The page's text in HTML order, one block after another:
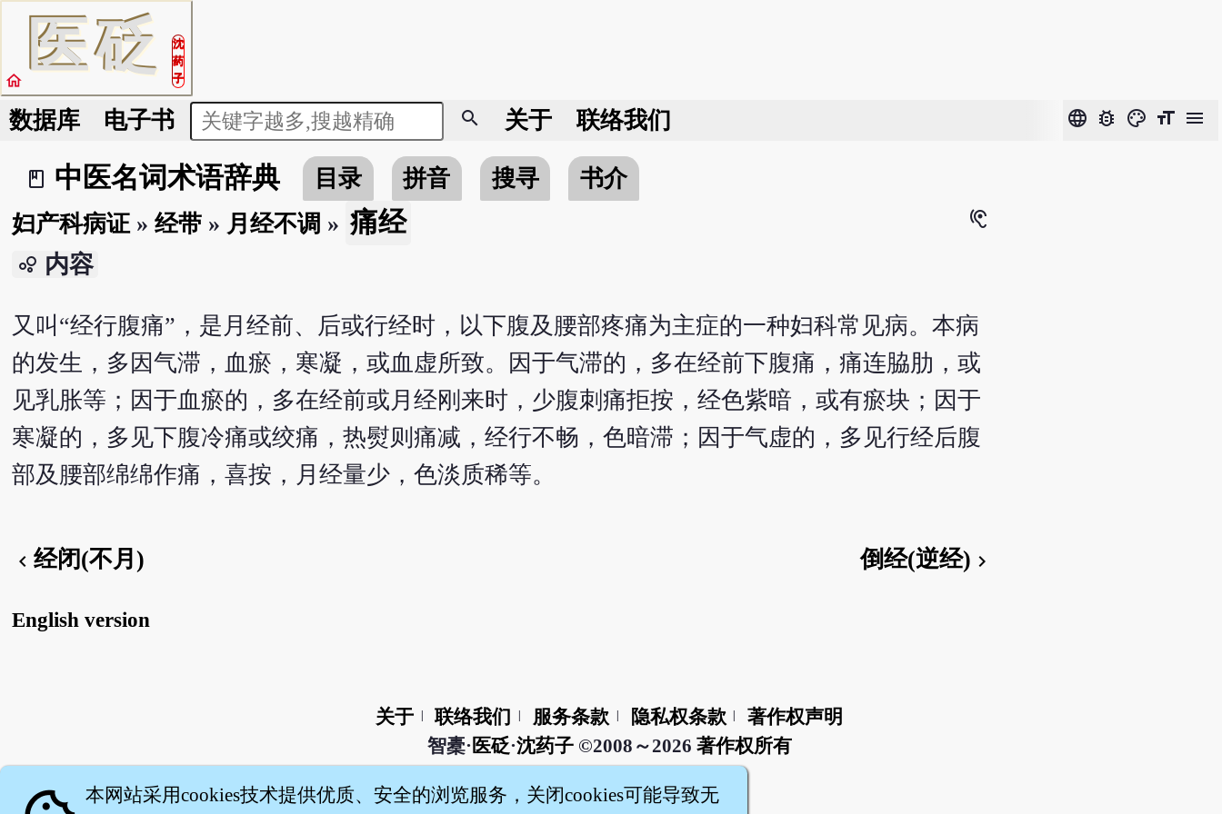
医砭
沈
药
子
home
数据库 电子书 search 关于 联络我们 language bug_report color_lens format_size menu
book_2
中医名词术语辞典 目录 拼音 搜寻
书介
妇产科病证» 经带» 月经不调 » 痛经 hearing
bubble_chart 内容
又叫“经行腹痛”，是月经前、后或行经时，以下腹及腰部疼痛为主症的一种妇科常见病。本病
的发生，多因气滞，血瘀，寒凝，或血虚所致。因于气滞的，多在经前下腹痛，痛连脇肋，或
见乳胀等；因于血瘀的，多在经前或月经刚来时，少腹刺痛拒按，经色紫暗，或有瘀块；因于
寒凝的，多见下腹冷痛或绞痛，热熨则痛减，经行不畅，色暗滞；因于气虚的，多见行经后腹
部及腰部绵绵作痛，喜按，月经量少，色淡质稀等。
chevron_left 经闭(不月) 倒经(逆经) chevron_right
English version
关于 联络我们 服务条款 隐私权条款
著作权声明
智橐· 医砭·沈药子©2008～2026 著作权所有
本网站采用cookies技术提供优质、安全的浏览服务，关闭cookies可能导致无